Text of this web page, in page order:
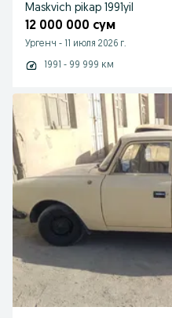
Maskvich pikap 1991yil
12 000 000 сум
Ургенч - 11 июля 2026 г.
1991 - 99 999 км